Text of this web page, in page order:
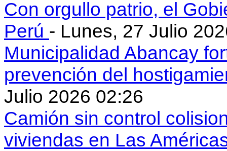
Con orgullo patrio, el
Perú - Lunes, 27 Julio
Municipalidad Abancay
prevención del
Julio 2026 02:26
Camión sin control
viviendas en Las